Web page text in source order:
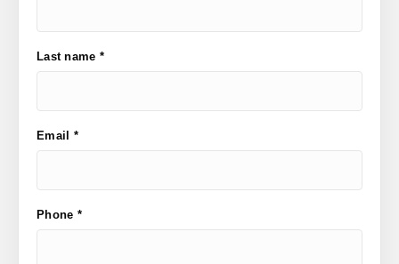
Last name *
Email *
Phone *